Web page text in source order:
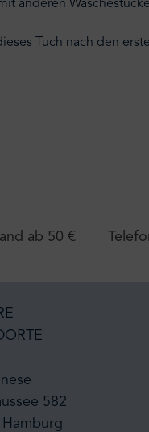
anderen
Tuch nach den
ab 50 €
582